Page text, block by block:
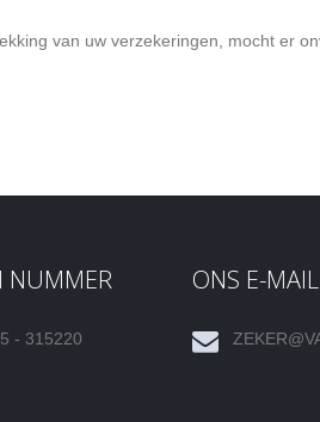
van uw verzekeringen, mocht er
NUMMER
- 315220
ONS E-